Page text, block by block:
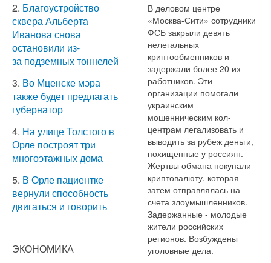
2. Благоустройство
сквера Альберта
Иванова снова
остановили из-
за подземных тоннелей
3. Во Мценске мэра
также будет предлагать
губернатор
4. На улице Толстого в
Орле построят три
многоэтажных дома
5. В Орле пациентке
вернули способность
двигаться и говорить
ЭКОНОМИКА
В деловом центре
«Москва-Сити» сотрудники
ФСБ закрыли девять
нелегальных
криптообменников и
задержали более 20 их
работников. Эти
организации помогали
украинским
мошенническим кол-
центрам легализовать и
выводить за рубеж деньги,
похищенные у россиян.
Жертвы обмана покупали
криптовалюту, которая
затем отправлялась на
счета злоумышленников.
Задержанные - молодые
жители российских
регионов. Возбуждены
уголовные дела.